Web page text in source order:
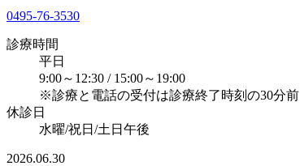
0495-76-3530
診療時間
平日
9:00～12:30 / 15:00～19:00
※診療と電話の受付は診療終了時刻の30分前
休診日
水曜/祝日/土日午後
2026.06.30